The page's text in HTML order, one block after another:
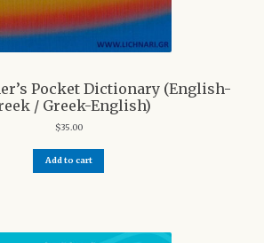
Pocket Dictionary (English-
/ Greek-English)
$35.00
Add to cart